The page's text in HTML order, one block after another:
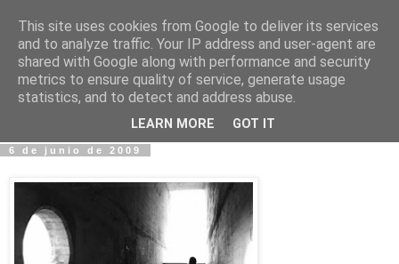
Fotos y Cosas
Miguel Sáenz de Santa María Elizalde
"Un blog es como un diario, pero sin candado".
6 de junio de 2009
This site uses cookies from Google to deliver its services
and to analyze traffic. Your IP address and user-agent are
shared with Google along with performance and security
metrics to ensure quality of service, generate usage
statistics, and to detect and address abuse.
LEARN MORE GOT IT